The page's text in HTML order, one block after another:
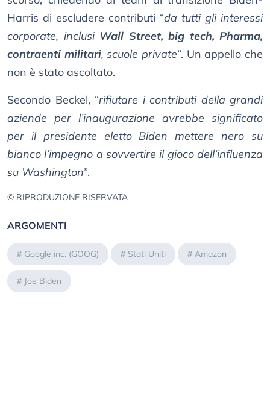
Harris di escludere contributi “da tutti gli interessi
corporate, inclusi Wall Street, big tech, Pharma,
contraenti militari, scuole private”. Un appello che
non è stato ascoltato.
Secondo Beckel, “rifiutare i contributi della grandi
aziende per l’inaugurazione avrebbe significato
per il presidente eletto Biden mettere nero su
bianco l’impegno a sovvertire il gioco dell’influenza
su Washington”.
© RIPRODUZIONE RISERVATA
ARGOMENTI
# Google inc. (GOOG) # Stati Uniti # Amazon
# Joe Biden